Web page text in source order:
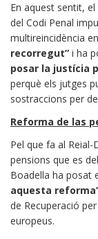
En aquest sentit,
del Codi Penal
multireincidència
recorregut” i ha
posar la justícia
perquè els jutges
sostraccions per
Reforma de las
Pel que fa al
pensions que es
Boadella ha posat
aquesta
de Recuperació
europeus.